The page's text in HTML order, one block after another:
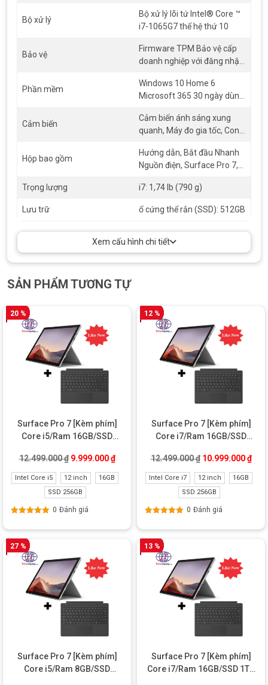
512GB cũ 99% giá tốt
Surface Pro 7 [Kèm phím] Core i7/Ram 16GB/SSD 512GB cũ 99% tặng
Bộ sản phẩm Surface Pro 7 Core i7/Ram 16GB/SSD 512GB cũ kèm phím
màu bạc sang trọng
SURFACE PRO 7 [KÈM PHÍM] CORE I7/RAM
16GB/SSD 512GB
Màn hình cảm ứng 12,3inch
Surface Pro 7 i7 iết và vẽ tự nhiên trên màn hình bằng
cảm ứng Surface Pen.
Tự động điều chỉnh theo điều kiện ánh sáng.
Bộ xử lý
Bộ xử lý lõi tứ Intel® Core ™
i7-1065G7 thế hệ thứ 10
Bảo vệ
Firmware TPM Bảo vệ cấp
doanh nghiệp với đăng nhập
Hello
Phần mềm
Windows 10 Home 6
Microsoft 365 30 ngày dùng
Cảm biến
Cảm biến ánh sáng xung
quanh, Máy đo gia tốc, Con
Hộp bao gồm
Hướng dẫn, Bắt đầu Nhanh
Nguồn điện, Surface Pro 7,
Trọng lượng
i7: 1,74 lb (790 g)
Lưu trữ ổ cứng thể rắn (SSD): 512GB
Xem cấu hình chi tiết
SẢN PHẨM TƯƠNG TỰ
20 %
Surface Pro 7 [Kèm phím]
Core i5/Ram 16GB/SSD
12.499.000₫ Giá gốc là: 12.499.000 ₫.
9.999.000₫Giá hiện tại là: 9.999.000 ₫.
Intel Core i5 12 inch
16GB
SSD 256GB
0 Đánh giá
12 %
Surface Pro 7 [Kèm phím]
Core i7/Ram 16GB/SSD
12.499.000₫ Giá gốc là:
10.999.000₫Giá
Intel Core i7 12 inch
16GB
SSD 256GB
0 Đánh giá
27 %
Surface Pro 7 [Kèm phím]
Core i5/Ram 8GB/SSD
13 %
Surface Pro 7 [Kèm phím]
Core i7/Ram 16GB/SSD 1TB